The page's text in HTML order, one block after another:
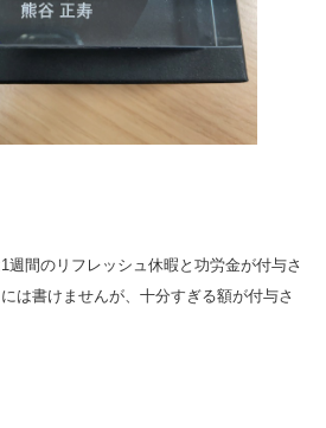
週間のリフレッシュ休暇と功労金が付与さ
は書けませんが、十分すぎる額が付与さ